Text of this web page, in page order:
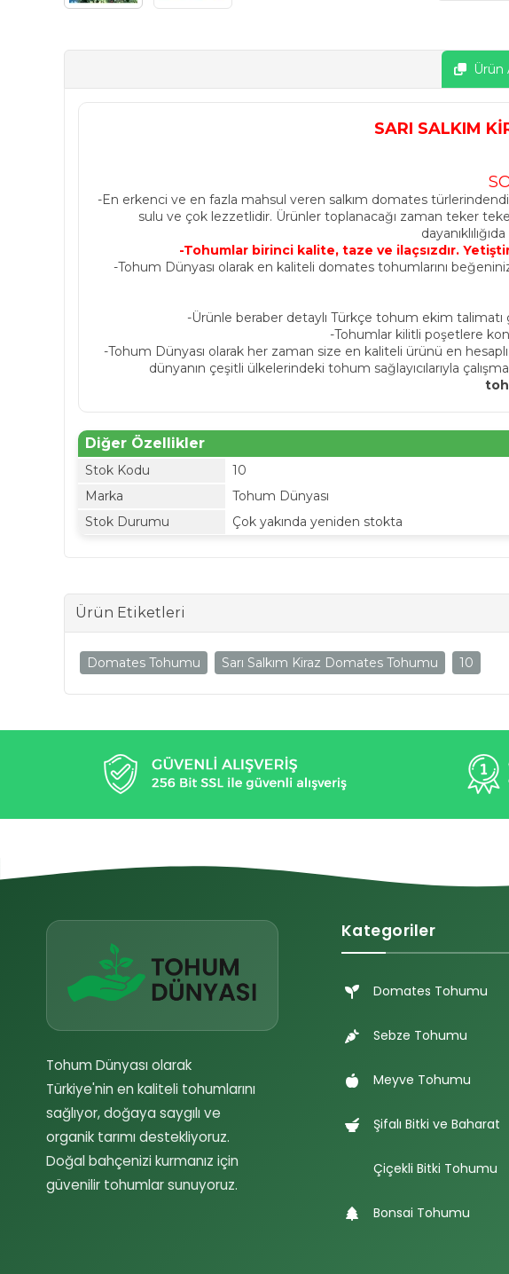
Ürün
SARI SALKIM
-En erkenci ve en fazla mahsul veren salkım domates
sulu ve çok lezzetlidir. Ürünler toplanacağı zaman teker
-Tohumlar birinci kalite, taze ve ilaçsızdır.
-Tohum Dünyası olarak en kaliteli domates tohumlarını
-Ürünle beraber detaylı Türkçe tohum ekim
-Tohumlar kilitli poşetlere
-Tohum Dünyası olarak her zaman size en kaliteli ürünü en
dünyanın çeşitli ülkelerindeki tohum sağlayıcılarıyla
Diğer Özellikler
Stok Kodu
10
Marka
Tohum Dünyası
Stok Durumu
Çok yakında yeniden stokta
Ürün Etiketleri
Domates Tohumu Sarı Salkım Kiraz Domates Tohumu 10
Tohum Dünyası olarak
Türkiye'nin en kaliteli tohumlarını
sağlıyor, doğaya saygılı ve
organik tarımı destekliyoruz.
Doğal bahçenizi kurmanız için
güvenilir tohumlar sunuyoruz.
Kategoriler
Domates Tohumu
Sebze Tohumu
Meyve Tohumu
Şifalı Bitki ve Baharat
Çiçekli Bitki Tohumu
Bonsai Tohumu